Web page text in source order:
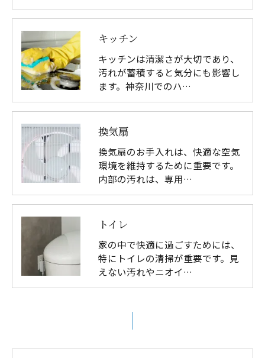
キッチン
キッチンは清潔さが大切であり、
汚れが蓄積すると気分にも影響し
ます。神奈川でのハ…
換気扇
換気扇のお手入れは、快適な空気
環境を維持するために重要です。
内部の汚れは、専用…
トイレ
家の中で快適に過ごすためには、
特にトイレの清掃が重要です。見
えない汚れやニオイ…